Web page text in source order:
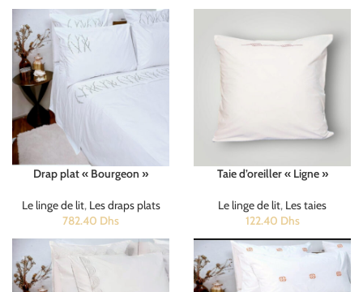
Drap plat « Bourgeon »
Le linge de lit, Les draps plats
782.40 Dhs
Taie d’oreiller « Ligne »
Le linge de lit, Les taies
122.40 Dhs